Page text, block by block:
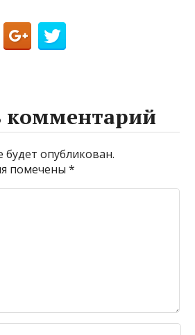
комментарий
опубликован.
помечены*